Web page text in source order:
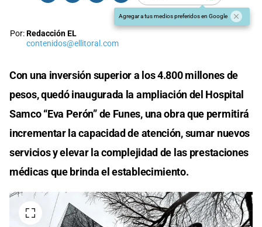
Agregar a tus medios preferidos en Google
Por:Redacción EL
contenidos@ellitoral.com
Con una inversión superior a los 4.800 millones de
pesos, quedó inaugurada la ampliación del Hospital
Samco “Eva Perón” de Funes, una obra que permitirá
incrementar la capacidad de atención, sumar nuevos
servicios y elevar la complejidad de las prestaciones
médicas que brinda el establecimiento.